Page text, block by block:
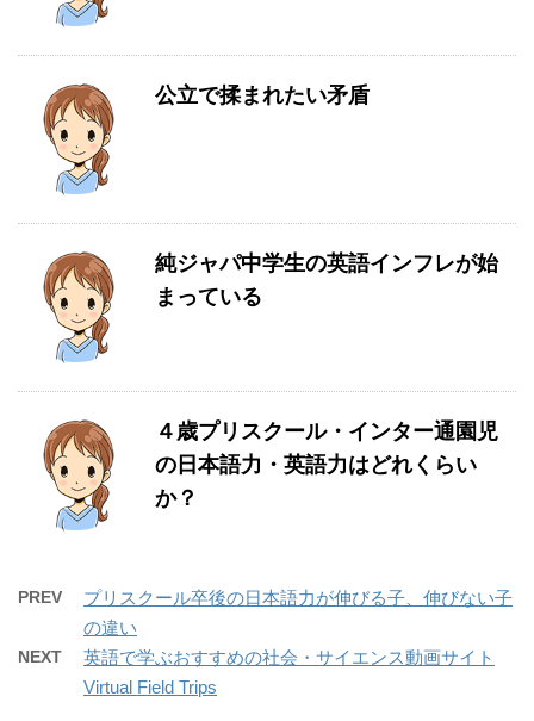
公立で揉まれたい矛盾
純ジャパ中学生の英語インフレが始
まっている
４歳プリスクール・インター通園児
の日本語力・英語力はどれくらい
か？
PREV
プリスクール卒後の日本語力が伸びる子、伸びない子
の違い
NEXT
英語で学ぶおすすめの社会・サイエンス動画サイト
Virtual Field Trips